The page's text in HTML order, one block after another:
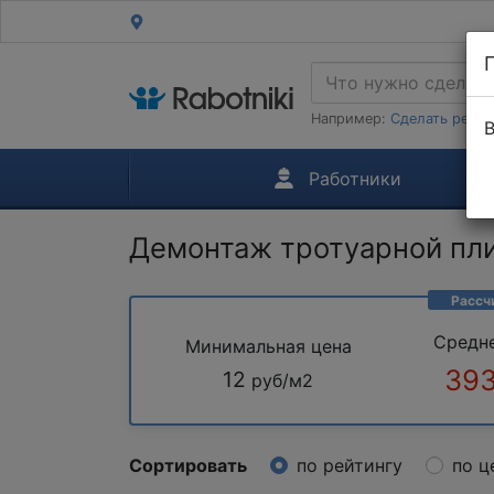
Например: Сделать
Работники
Демонтаж тротуарной
Минимальная цена
12 руб/м2
Сортировать по рейтингу по